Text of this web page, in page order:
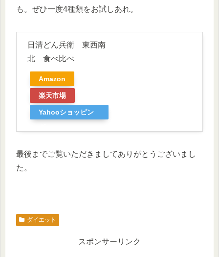
も。ぜひ一度4種類をお試しあれ。
日清どん兵衛 東西南
北 食べ比べ
Amazon
楽天市場
Yahooショッピン
最後までご覧いただきましてありがとうございまし
た。
ダイエット
スポンサーリンク